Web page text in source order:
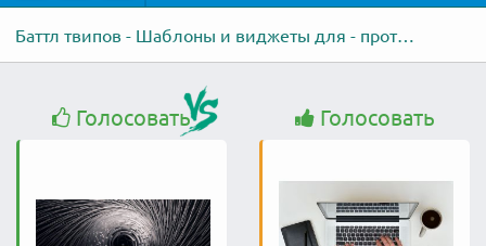
Баттл твипов - Шаблоны и виджеты для - против - Копирайт, рерайт,
Голосовать Голосовать